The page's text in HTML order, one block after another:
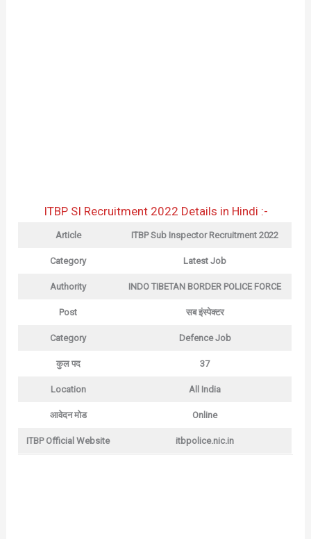
ITBP SI Recruitment 2022 Details in Hindi :-
Article ITBP Sub Inspector Recruitment 2022
Category Latest Job
Authority INDO TIBETAN BORDER POLICE FORCE
Post सब इंस्पेक्टर
Category Defence Job
कुल पद 37
Location All India
आवेदन मोड Online
ITBP Official Website itbpolice.nic.in